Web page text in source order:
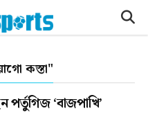
কস্তা"
পর্তুগিজ ‘বাজপাখি’